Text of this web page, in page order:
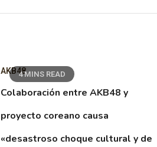
4 MINS READ
AKB48
Colaboración entre AKB48 y
proyecto coreano causa
«desastroso choque cultural y de